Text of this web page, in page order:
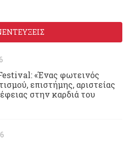
«Ένας φωτεινός
επιστήμης, αριστείας
στην καρδιά του